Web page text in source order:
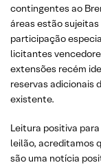
contingentes ao
áreas estão sujeitas
participação
licitantes
extensões recém
reservas adicionais
existente.
Leitura positiva
leilão, acreditamos
são uma notícia